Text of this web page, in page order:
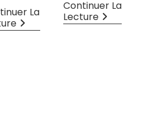
La
Continuer La
Lecture